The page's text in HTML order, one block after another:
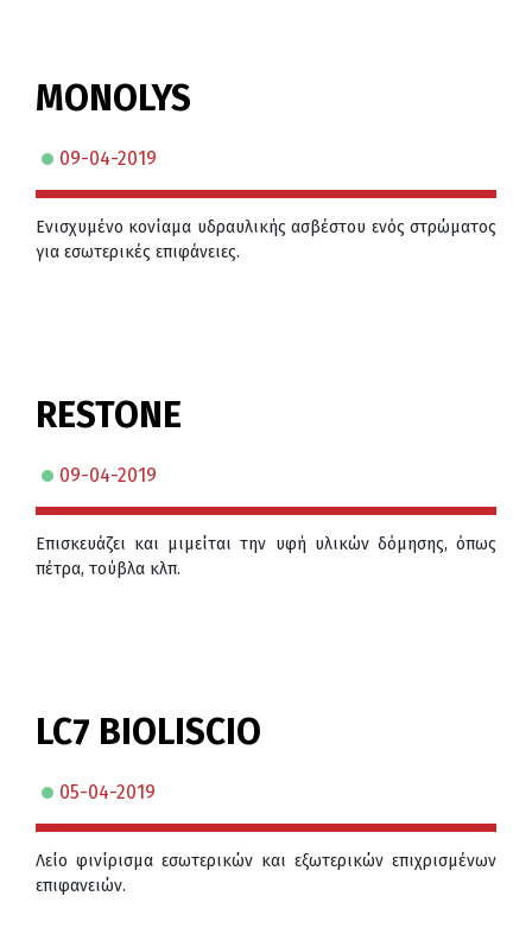
MONOLYS
09-04-2019
Ενισχυμένο κονίαμα υδραυλικής ασβέστου ενός στρώματος
για εσωτερικές επιφάνειες.
RESTONE
09-04-2019
Επισκευάζει και μιμείται την υφή υλικών δόμησης, όπως
πέτρα, τούβλα κλπ.
LC7 BIOLISCIO
05-04-2019
Λείο φινίρισμα εσωτερικών και εξωτερικών επιχρισμένων
επιφανειών.